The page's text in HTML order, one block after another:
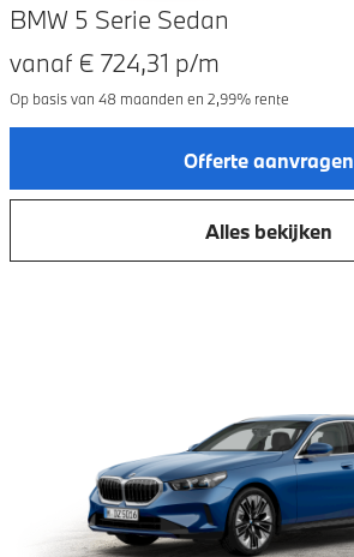
BMW 5 Serie Sedan
vanaf € 724,31 p/m
Op basis van 48maanden en 2,99% rente
Offerte aanvragen
Alles bekijken